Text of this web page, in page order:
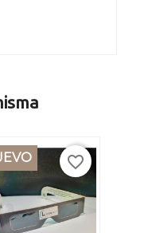
favorite_border